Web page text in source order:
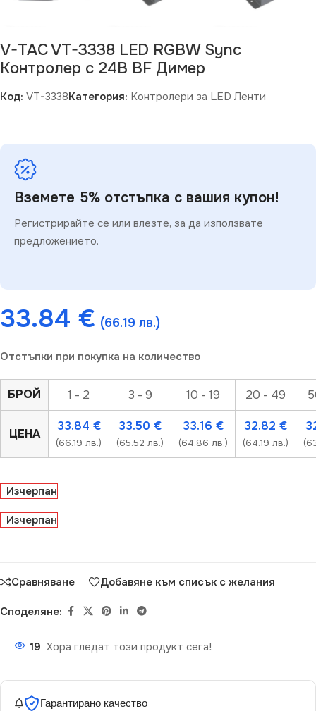
V-TAC VT-3338 LED RGBW Sync
Контролер с 24B BF Димер
Код: VT-3338Категория: Контролери за LED Ленти
Вземете 5% отстъпка с вашия купон!
Регистрирайте се или влезте, за да използвате
предложението.
33.84 € (66.19 лв.)
Отстъпки при покупка на количество
БРОЙ 1 - 2 3 - 9 10 - 19 20 - 49
ЦЕНА
33.84 €
(66.19 лв.)
33.50 €
(65.52 лв.)
33.16 €
(64.86 лв.)
32.82 €
(64.19 лв.)
Изчерпан
Изчерпан
Сравняване Добавяне към списък с желания
Споделяне:
19 Хора гледат този продукт сега!
Гарантирано качество